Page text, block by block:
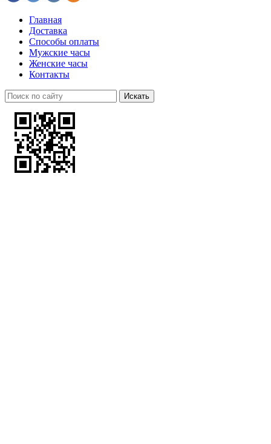
Главная
Доставка
Способы оплаты
Мужские часы
Женские часы
Контакты